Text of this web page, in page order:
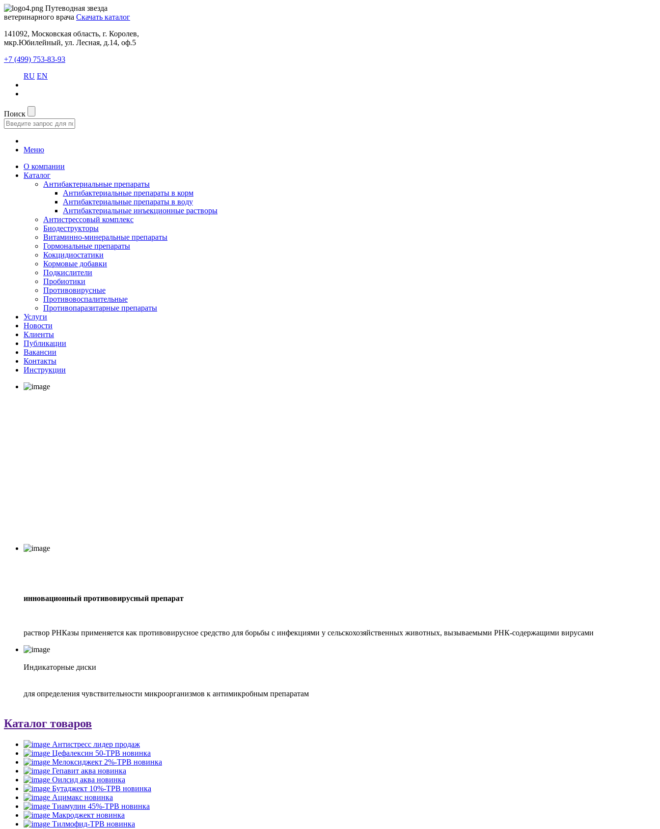
Путеводная звезда
ветеринарного врача Скачать каталог
141092, Московская область, г. Королев,
мкр.Юбилейный, ул. Лесная, д.14, оф.5
+7 (499) 753-83-93
RU EN
Поиск
Меню
О компании
Каталог
Антибактериальные препараты
Антибактериальные препараты в корм
Антибактериальные препараты в воду
Антибактериальные инъекционные растворы
Антистрессовый комплекс
Биодеструкторы
Витаминно-минеральные препараты
Гормональные препараты
Кокцидиостатики
Кормовые добавки
Подкислители
Пробиотики
Противовирусные
Противовоспалительные
Противопаразитарные препараты
Услуги
Новости
Клиенты
Публикации
Вакансии
Контакты
Инструкции
инновационный противовирусный препарат
раствор РНКазы применяется как противовирусное средство для борьбы с инфекциями у сельскохозяйственных животных, вызываемыми РНК-содержащими вирусами
Индикаторные диски
для определения чувствительности микроорганизмов к антимикробным препаратам
Каталог товаров
Антистресс лидер продаж
Цефалексин 50-ТРВ новинка
Мелоксиджект 2%-ТРВ новинка
Гепавит аква новинка
Оилсид аква новинка
Бутаджект 10%-ТРВ новинка
Ацимакс новинка
Тиамулин 45%-ТРВ новинка
Макроджект новинка
Тилмофид-ТРВ новинка